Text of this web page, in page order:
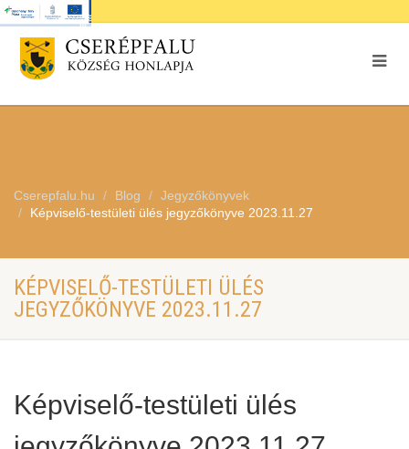
Cserepfalu.hu Blog
Jegyzőkönyvek
Képviselő-testületi ülés jegyzőkönyve 2023.11.27
KÉPVISELŐ-TESTÜLETI ÜLÉS
JEGYZŐKÖNYVE 2023.11.27
Képviselő-testületi ülés